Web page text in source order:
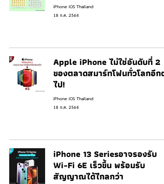
iPhone iOS Thailand
18 ก.ค. 2564
Apple iPhone ไม่ใช่อันดับที่ 2
ของตลาดสมาร์ทโฟนทั่วโลกอีกต่อ
ไป!
iPhone iOS Thailand
18 ก.ค. 2564
iPhone 13 Seriesอาจรองรับ
Wi-Fi 6E เร็วขึ้น พร้อมรับ
สัญญาณได้ไกลกว่า